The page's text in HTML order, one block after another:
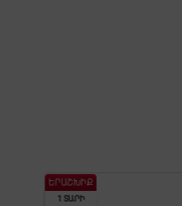
ԵՐԱՇԽԻՔ
1 ՏԱՐԻ